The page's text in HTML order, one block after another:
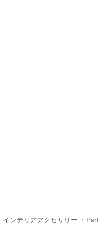
ンテリアアクセサリー ・Part